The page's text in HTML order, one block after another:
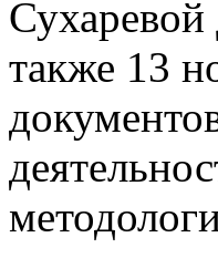
Сухаревой
также 13